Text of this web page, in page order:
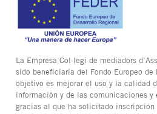
La Empresa Col·legi de mediadors
sido beneficiaria del Fondo Europeo de
objetivo es mejorar el uso y la calidad
información y de las comunicaciones y
gracias al que ha solicitado inscripción